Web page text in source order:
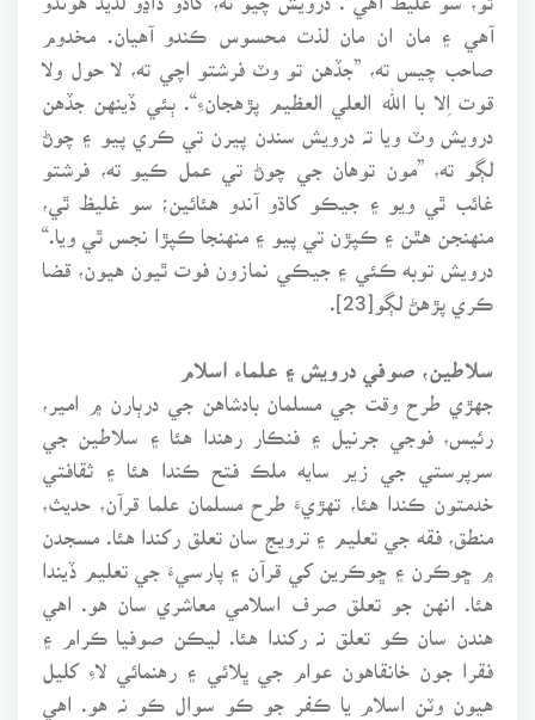
آهي ۽ مان ان مان لذت محسوس ڪندو آهيان. مخدوم
صاحب چيس ته، ”جڏهن تو وٽ فرشتو اچي ته، لا حول ولا
قوت اِلا با الله العلي العظيم پڙهجانءِ“. ٻئي ڏينهن جڏهن
درويش وٽ ويا تہ درويش سندن پيرن تي ڪري پيو ۽ چوڻ
لڳو ته، ”مون توهان جي چوڻ تي عمل ڪيو ته، فرشتو
غائب ٿي ويو ۽ جيڪو کاڌو آندو هئائين؛ سو غليظ ٿي،
منهنجن هٿن ۽ ڪپڙن تي پيو ۽ منهنجا ڪپڙا نجس ٿي ويا.“
درويش توبه ڪئي ۽ جيڪي نمازون فوت ٿيون هيون، قضا
ڪري پڙهڻ لڳو[23].
سلاطين، صوفي درويش ۽ علماء اسلام
جهڙي طرح وقت جي مسلمان بادشاهن جي درٻارن ۾ امير،
رئيس، فوجي جرنيل ۽ فنڪار رهندا هئا ۽ سلاطين جي
سرپرستي جي زير سايه ملڪ فتح ڪندا هئا ۽ ثقافتي
خدمتون ڪندا هئا، تهڙيءَ طرح مسلمان علما قرآن، حديث،
منطق، فقه جي تعليم ۽ ترويج سان تعلق رکندا هئا. مسجدن
۾ ڇوڪرن ۽ ڇوڪرين کي قرآن ۽ پارسيءَ جي تعليم ڏيندا
هئا. انهن جو تعلق صرف اسلامي معاشري سان هو. اهي
هندن سان ڪو تعلق نہ رکندا هئا. ليڪن صوفيا ڪرام ۽
فقرا جون خانقاهون عوام جي ڀلائي ۽ رهنمائي لاءِ کليل
هيون وٽن اسلام يا ڪفر جو ڪو سوال ڪو نہ هو. اهي